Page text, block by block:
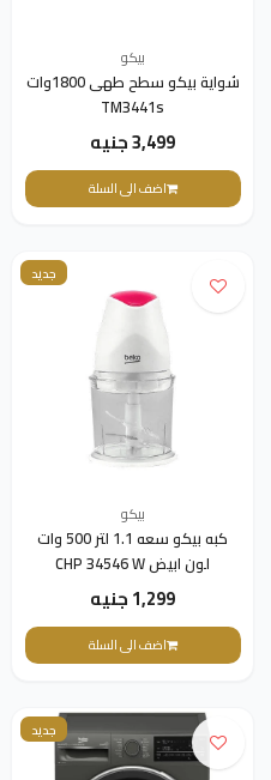
بيكو
شواية بيكو سطح طهى 1800وات
TM3441s
3,499 جنيه
اضف الى السلة
جديد
بيكو
كبه بيكو سعه 1.1 لتر 500 وات
لون ابيض CHP 34546 W
1,299 جنيه
اضف الى السلة
جديد